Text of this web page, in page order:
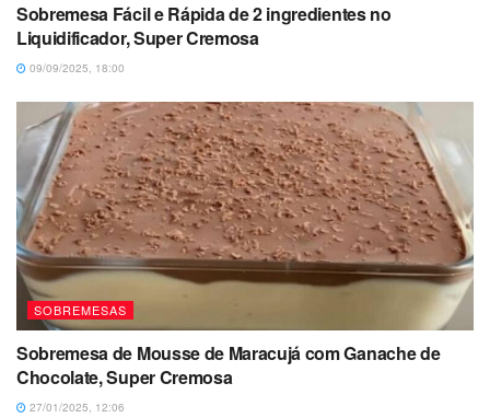
Sobremesa Fácil e Rápida de 2 ingredientes no
Liquidificador, Super Cremosa
09/09/2025, 18:00
SOBREMESAS
Sobremesa de Mousse de Maracujá com Ganache de
Chocolate, Super Cremosa
27/01/2025, 12:06